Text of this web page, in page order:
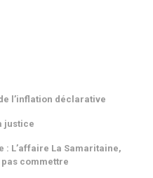
l’inflation déclarative
justice
L’affaire La Samaritaine,
pas commettre
avocat au Barreau de Senlis
aboutit au transfert de
AU TRIBUNAL JUDICIAIRE DE
communication électronique